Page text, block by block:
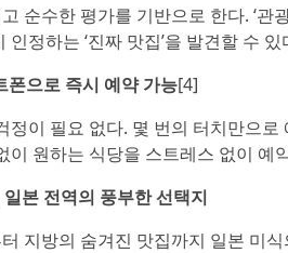
순수한 평가를 기반으로 한다. ‘관
정하는 ‘진짜 맛집’을 발견할 수 있
폰으로 즉시 예약 가능[4]
정이 필요 없다. 몇 번의 터치만으
이 원하는 식당을 스트레스 없이 예
본 전역의 풍부한 선택지
지방의 숨겨진 맛집까지 일본 미